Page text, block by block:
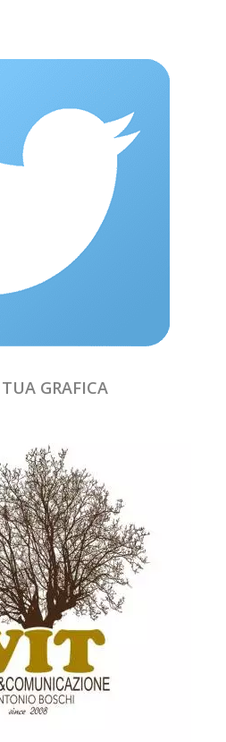
GRAFICA